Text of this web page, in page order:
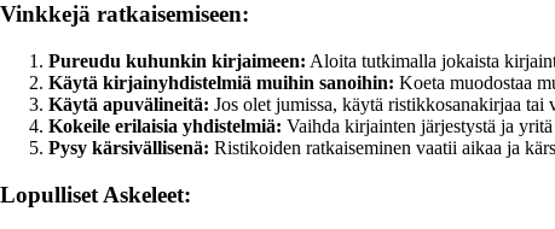
Vinkkejä ratkaisemiseen:
Pureudu kuhunkin kirjaimeen: Aloita tutkimalla jokaista
Käytä kirjainyhdistelmiä muihin sanoihin: Koeta muodostaa
Käytä apuvälineitä: Jos olet jumissa, käytä ristikkosanakirjaa
Kokeile erilaisia ​​yhdistelmiä: Vaihda kirjainten järjestystä ja
Pysy kärsivällisenä: Ristikoiden ratkaiseminen vaatii aikaa ja
Lopulliset Askeleet: